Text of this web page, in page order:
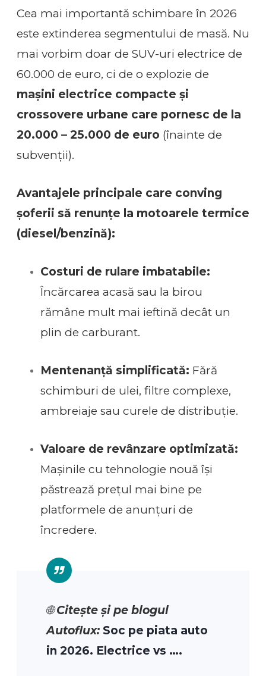
Cea mai importantă schimbare în 2026
este extinderea segmentului de masă. Nu
mai vorbim doar de SUV-uri electrice de
60.000 de euro, ci de o explozie de
mașini electrice compacte și
crossovere urbane care pornesc de la
20.000 – 25.000 de euro (înainte de
subvenții).
Avantajele principale care conving
șoferii să renunțe la motoarele termice
(diesel/benzină):
Costuri de rulare imbatabile:
Încărcarea acasă sau la birou
rămâne mult mai ieftină decât un
plin de carburant.
Mentenanță simplificată: Fără
schimburi de ulei, filtre complexe,
ambreiaje sau curele de distribuție.
Valoare de revânzare optimizată:
Mașinile cu tehnologie nouă își
păstrează prețul mai bine pe
platformele de anunțuri de
încredere.
🌐Citește și pe blogul
Autoflux: Soc pe piata auto
in 2026. Electrice vs ….